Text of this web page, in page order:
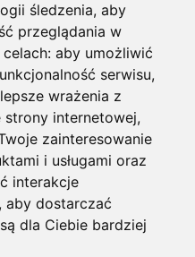
śledzenia, aby
przeglądania w
aby umożliwić
serwisu,
wrażenia z
strony internetowej,
zainteresowanie
i usługami oraz
interakcje
aby dostarczać
dla Ciebie bardziej